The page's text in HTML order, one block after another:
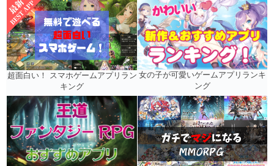
超面白い！ スマホゲームアプリラン
キング
女の子が可愛いゲームアプリランキ
ング